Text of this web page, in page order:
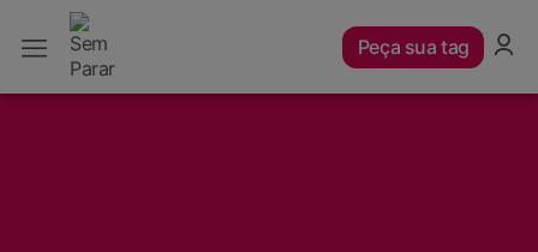
Peça sua tag